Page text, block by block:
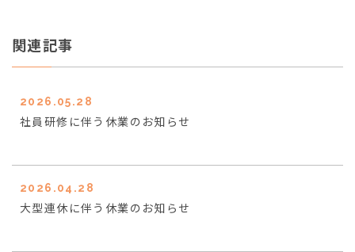
関連記事
2026.05.28
社員研修に伴う休業のお知らせ
2026.04.28
大型連休に伴う休業のお知らせ